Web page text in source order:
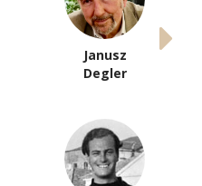
Janusz
Degler